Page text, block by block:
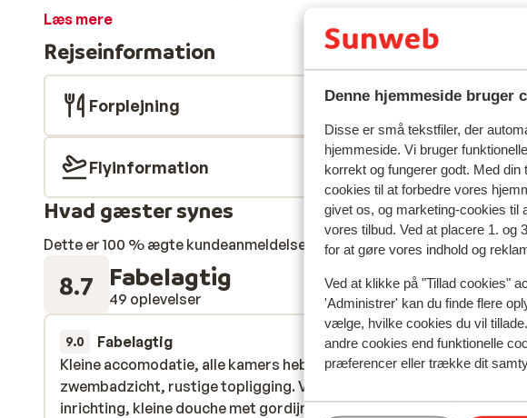
Denne hjemmeside bruger
Disse er små tekstfiler, der
hjemmeside. Vi bruger
korrekt og fungerer godt. Med
cookies til at forbedre vores
givet os, og marketing-cookies til
vores tilbud. Ved at placere 1. og
for at gøre vores indhold og
Ved at klikke på "Tillad cookies"
'Administrer' kan du finde flere
vælge, hvilke cookies du vil
andre cookies end funktionelle
præferencer eller trække dit
dejlig gåtur i området kan med fordel ende på toppen af bakken med
kystby Kokkari. Fra Dimitra kan du gå eller tage bussen til den
ikke langt til strandene i nærheden. Kvaliteten af lejlighederne, den
service danner rammen om den perfekte ferie!
Læs mere
Rejseinformation
Forplejning
Flyinformation
Hvad gæster synes
Dette er 100 % ægte kundeanmeldelser, der ærligt afspejler deres
8.7 Fabelagtig
49 oplevelser
9.0 Fabelagtig
for 2 uger siden
Kleine accomodatie, alle kamers hebben zee- en
zwembadzicht, rustige topligging. Verouderde
inrichting, kleine douche met gordijn, korte bedden
Kleine accomodatie, alle kamers hebben zee- en
zwembadzicht, rustige topligging. Verouderde
inrichting, kleine douche met gordijn, korte bedden
9.0
Dimitra
Dimitra